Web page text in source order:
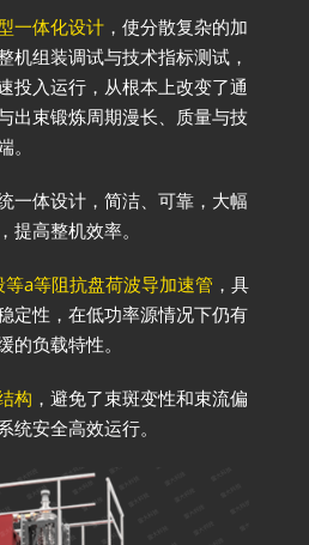
一体化设计 ，使分散复杂的加
机组装调试与技术指标测试，
投入运行，从根本上改变了通
出束锻炼周期漫长、质量与技
一体设计，简洁、可靠，大幅
提高整机效率。
等a等阻抗盘荷波导加速管 ，具
定性，在低功率源情况下仍有
的负载特性。
构 ，避免了束斑变性和束流偏
统安全高效运行。